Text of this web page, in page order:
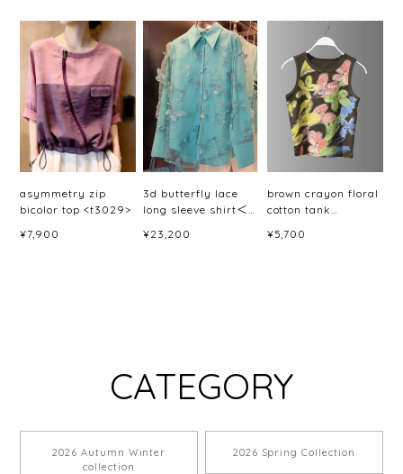
asymmetry zip
bicolor top <t3029>
¥7,900
3d butterfly lace
long sleeve shirt＜
¥23,200
brown crayon floral
cotton tank
¥5,700
CATEGORY
2026 Autumn Winter
collection
2026 Spring Collection